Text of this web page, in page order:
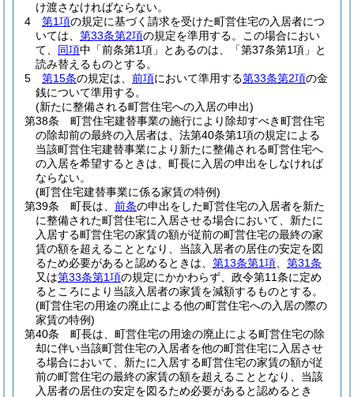
け渡さなければならない。
4
第1項の規定に基づく請求を受けた町営住宅の入居者につ
いては、 第33条第2項の規定を準用する。
この場合におい
て、 同項中「前条第1項」とあるのは、「第37条第1項」と
読み替えるものとする。
5
第15条の規定は、 前項において準用する第33条第2項の金
銭について準用する。
(新たに整備される町営住宅への入居の申出)
第38条
町営住宅建替事業の施行により除却すべき町営住宅
の除却前の最終の入居者は、法第40条第1項の規定による
当該町営住宅建替事業により新たに整備される町営住宅へ
の入居を希望するときは、町長に入居の申出をしなければ
ならない。
(町営住宅建替事業に係る家賃の特例)
第39条
町長は、 前条の申出をした町営住宅の入居者を新た
に整備された町営住宅に入居させる場合において、新たに
入居する町営住宅の家賃の額が従前の町営住宅の最終の家
賃の額を超えることとなり、当該入居者の居住の安定を図
るため必要があると認めるときは、 第13条第1項
第31条
又は第33条第1項の規定にかかわらず、政令第11条に定め
るところにより当該入居者の家賃を減額するものとする。
(町営住宅の用途の廃止による他の町営住宅への入居の際の
家賃の特例)
第40条
町長は、町営住宅の用途の廃止による町営住宅の除
却に伴い当該町営住宅の入居者を他の町営住宅に入居させ
る場合において、新たに入居する町営住宅の家賃の額が従
前の町営住宅の最終の家賃の額を超えることとなり、当該
入居者の居住の安定を図るため必要があると認めるとき